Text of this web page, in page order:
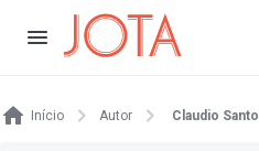
Início Autor Claudio